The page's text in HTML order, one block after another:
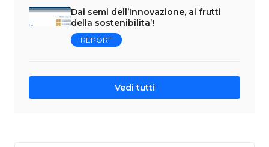
Dai semi dell’Innovazione, ai frutti
della sostenibilita’!
REPORT
Vedi tutti